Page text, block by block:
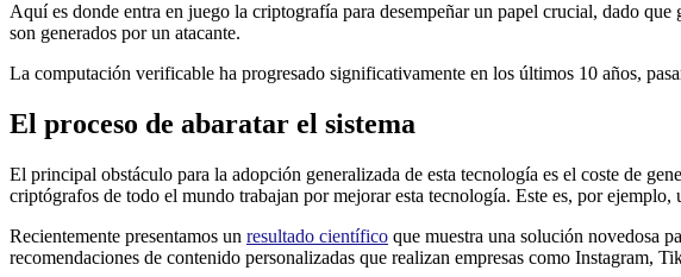
Aquí es donde entra en juego la criptografía para desempeñar un papel crucial, dado
son generados por un atacante.
La computación verificable ha progresado significativamente en los últimos 10 años,
El proceso de abaratar el sistema
El principal obstáculo para la adopción generalizada de esta tecnología es el coste de
criptógrafos de todo el mundo trabajan por mejorar esta tecnología. Este es, por
Recientemente presentamos un resultado científico que muestra una solución novedosa
recomendaciones de contenido personalizadas que realizan empresas como Instagram,